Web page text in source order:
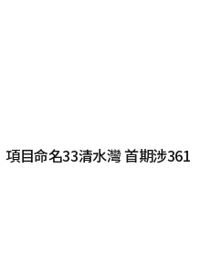
目命名33清水灣 首期涉361